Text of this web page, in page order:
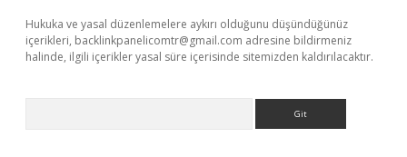
Hukuka ve yasal düzenlemelere aykırı olduğunu düşündüğünüz
içerikleri, backlinkpanelicomtr@gmail.com adresine bildirmeniz
halinde, ilgili içerikler yasal süre içerisinde sitemizden kaldırılacaktır.